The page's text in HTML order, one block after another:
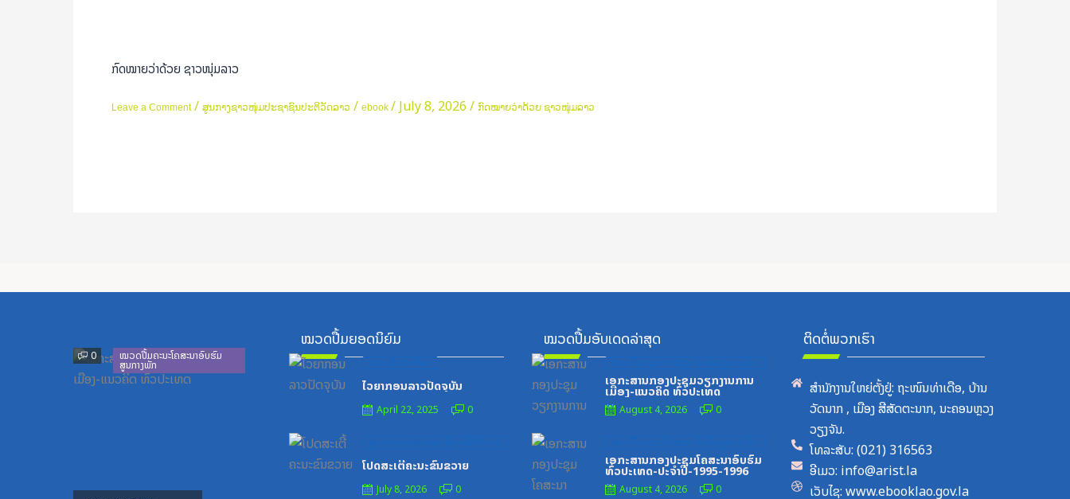
ກົດໝາຍວ່າດ້ວຍ ຊາວໜຸ່ມລາວ
Leave a Comment / ສູນກາງຊາວໜຸ່ມປະຊາຊົນປະຕິວັດລາວ / ebook /July 8, 2026/ ກົດໝາຍວ່າດ້ວຍ ຊາວໜຸ່ມລາວ
ດ້ວຍ
ລາວ
0 ໝວດປື້ມຄະນະໂຄສະນາອົບຮົມ
ສູນກາງພັກ
Previous
Next
ໝວດປື້ມຍອດນິຍົມ
ໄວຍາກອນລາວປັດຈຸບັນ
April 22, 2025 0
ໂປດສະເຕີ້ຄະນະຂົນຂວາຍ
July 8, 2026 0
ໝວດປື້ມອັບເດດລ່າສຸດ
ເອກະສານກອງປະຊຸມວຽກງານການ
ເມືອງ-ແນວຄິດ ທົ່ວປະເທດ
August 4, 2026 0
ເອກະສານກອງປະຊຸມໂຄສະນາອົບຮົມ
ທົ່ວປະເທດ-ປະຈໍາປີ-1995-1996
August 4, 2026 0
ຕິດຕໍ່ພວກເຮົາ
ສຳນັກງານໃຫຍ່ຕັ້ງຢູ່: ຖະໜົນທ່າເດືອ, ບ້ານ
ວັດນາກ , ເມືອງ ສີສັດຕະນາກ, ນະຄອນຫຼວງ
ວຽງຈັນ.
ໂທລະສັບ: (021) 316563
ອີເມວ: info@arist.la
ເວັບໄຊ: www.ebooklao.gov.la